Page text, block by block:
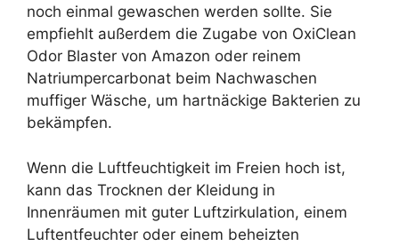
noch einmal gewaschen werden sollte. Sie
empfiehlt außerdem die Zugabe von OxiClean
Odor Blaster von Amazon oder reinem
Natriumpercarbonat beim Nachwaschen
muffiger Wäsche, um hartnäckige Bakterien zu
bekämpfen.
Wenn die Luftfeuchtigkeit im Freien hoch ist,
kann das Trocknen der Kleidung in
Innenräumen mit guter Luftzirkulation, einem
Luftentfeuchter oder einem beheizten